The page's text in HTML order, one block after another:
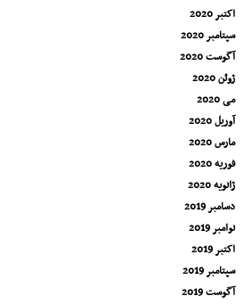
اکتبر 2020
سپتامبر 2020
آگوست 2020
ژوئن 2020
می 2020
آوریل 2020
مارس 2020
فوریه 2020
ژانویه 2020
دسامبر 2019
نوامبر 2019
اکتبر 2019
سپتامبر 2019
آگوست 2019